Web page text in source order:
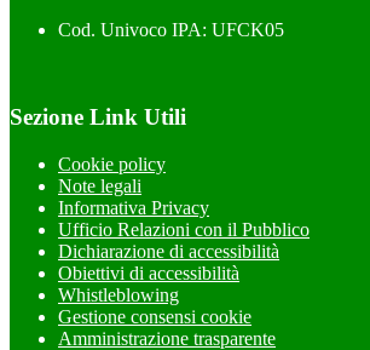
Cod. Univoco IPA: UFCK05
Sezione Link Utili
Cookie policy
Note legali
Informativa Privacy
Ufficio Relazioni con il Pubblico
Dichiarazione di accessibilità
Obiettivi di accessibilità
Whistleblowing
Gestione consensi cookie
Amministrazione trasparente